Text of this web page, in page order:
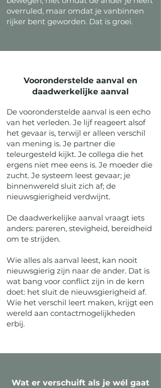
overruled, maar omdat je vanbinnen
rijker bent geworden. Dat is groei.
Vooronderstelde aanval en
daadwerkelijke aanval
De vooronderstelde aanval is een echo
van het verleden. Je lijf reageert alsof
het gevaar is, terwijl er alleen verschil
van mening is. Je partner die
teleurgesteld kijkt. Je collega die het
ergens niet mee eens is. Je moeder die
zucht. Je systeem leest gevaar; je
binnenwereld sluit zich af; de
nieuwsgierigheid verdwijnt.
De daadwerkelijke aanval vraagt iets
anders: pareren, stevigheid, bereidheid
om te strijden.
Wie alles als aanval leest, kan nooit
nieuwsgierig zijn naar de ander. Dat is
wat bang voor conflict zijn in de kern
doet: het sluit de nieuwsgierigheid af.
Wie het verschil leert maken, krijgt een
wereld aan contactmogelijkheden
erbij.
Wat er verschuift als je wél gaat